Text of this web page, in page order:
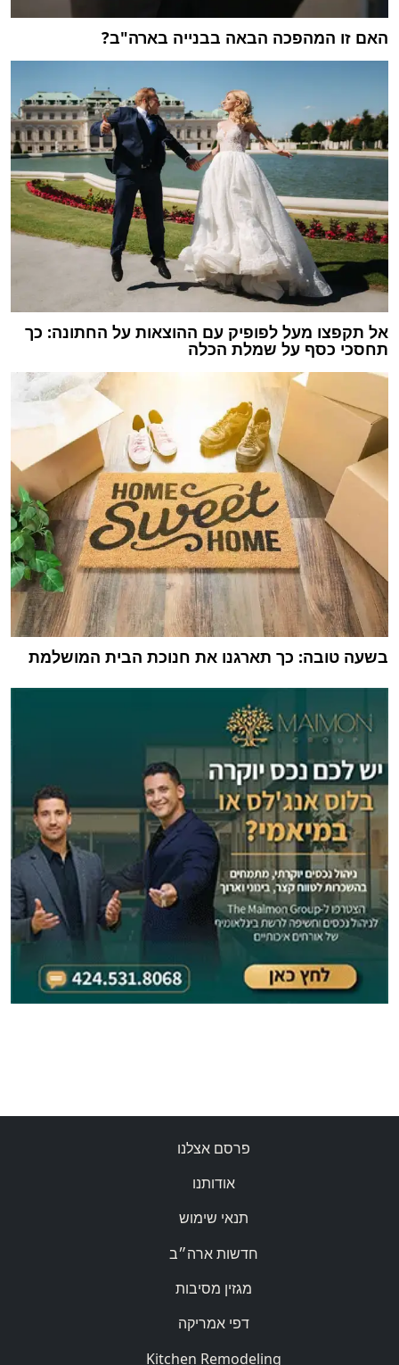
האם זו המהפכה הבאה בבנייה בארה"ב?
אל תקפצו מעל לפופיק עם ההוצאות על החתונה: כך
תחסכי כסף על שמלת הכלה
בשעה טובה: כך תארגנו את חנוכת הבית המושלמת
פרסם אצלנו
אודותנו
תנאי שימוש
חדשות ארה״ב
מגזין מסיבות
דפי אמריקה
Kitchen Remodeling